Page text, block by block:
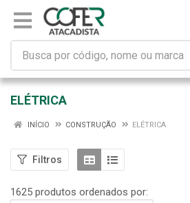
ELÉTRICA
INÍCIO CONSTRUÇÃO ELÉTRICA
Filtros
1625 produtos ordenados por: